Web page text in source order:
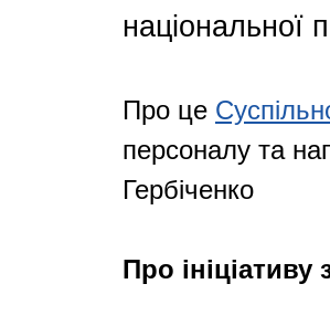
національної
Про це
персоналу та
Гербіченко
Про